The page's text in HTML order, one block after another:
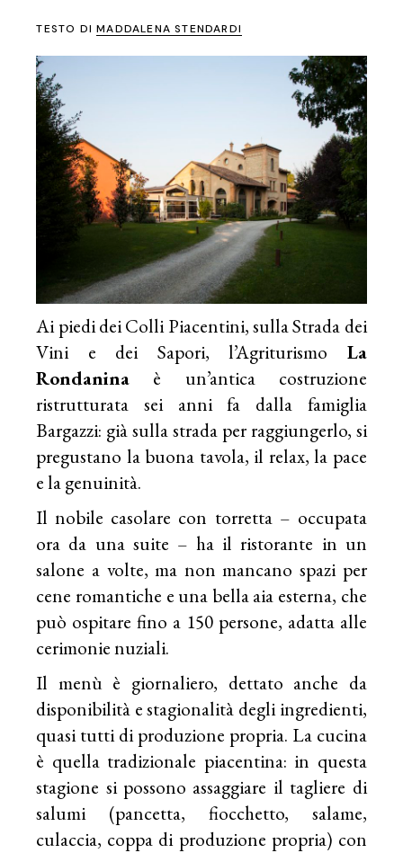
TESTO DIMADDALENA STENDARDI
Ai piedi dei Colli Piacentini, sulla Strada dei
Vini e dei Sapori, l’Agriturismo La
Rondanina è un’antica costruzione
ristrutturata sei anni fa dalla famiglia
Bargazzi: già sulla strada per raggiungerlo, si
pregustano la buona tavola, il relax, la pace
e la genuinità.
Il nobile casolare con torretta – occupata
ora da una suite – ha il ristorante in un
salone a volte, ma non mancano spazi per
cene romantiche e una bella aia esterna, che
può ospitare fino a 150 persone, adatta alle
cerimonie nuziali.
Il menù è giornaliero, dettato anche da
disponibilità e stagionalità degli ingredienti,
quasi tutti di produzione propria. La cucina
è quella tradizionale piacentina: in questa
stagione si possono assaggiare il tagliere di
salumi (pancetta, fiocchetto, salame,
culaccia, coppa di produzione propria) con